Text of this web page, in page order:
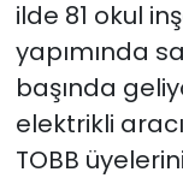
ilde 81 okul
yapımında
başında
elektrikli
TOBB